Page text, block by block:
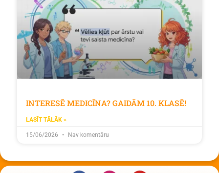
INTERESĒ MEDICĪNA? GAIDĀM 10. KLASĒ!
LASĪT TĀLĀK »
15/06/2026 Nav komentāru